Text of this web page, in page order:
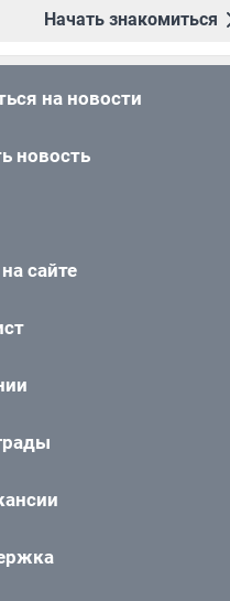
Начать знакомиться
на новости
новость
сайте